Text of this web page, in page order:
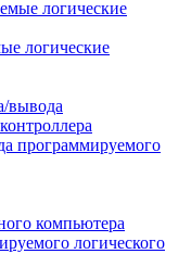
логические
вывода
программируемого
компьютера
логического